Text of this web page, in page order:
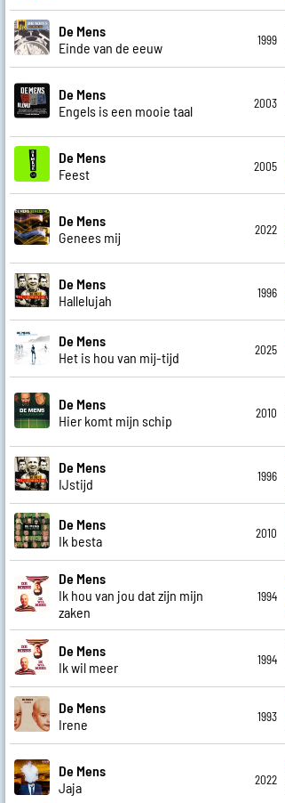
De Mens
Einde van de eeuw
1999
De Mens
Engels is een mooie taal
2003
De Mens
Feest
2005
De Mens
Genees mij
2022
De Mens
Hallelujah
1996
De Mens
Het is hou van mij-tijd
2025
De Mens
Hier komt mijn schip
2010
De Mens
IJstijd
1996
De Mens
Ik besta
2010
De Mens
Ik hou van jou dat zijn mijn
zaken
1994
De Mens
Ik wil meer
1994
De Mens
Irene
1993
De Mens
Jaja
2022